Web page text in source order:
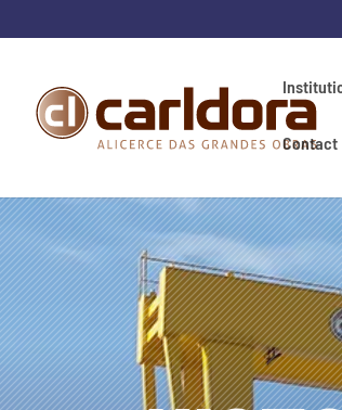
Contact